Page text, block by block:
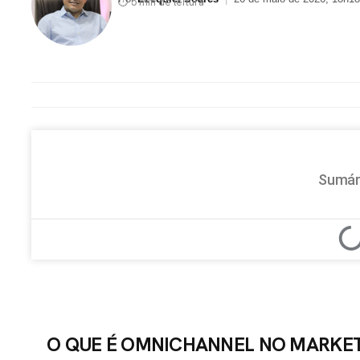
O QUE É OMNICHANNEL NO